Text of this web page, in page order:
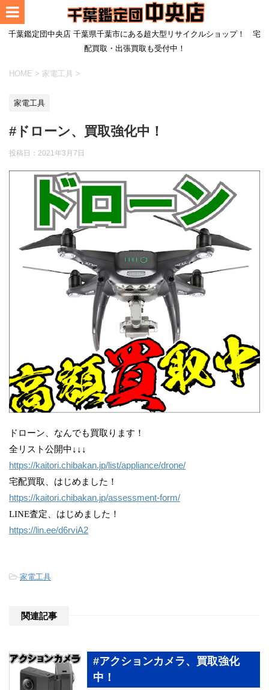
千葉鑑定団中央店 千葉県千葉市にある超大型リサイクルショップ！ 宅
配買取・出張買取も受付中！
HOME > 家電工具 >
家電工具
#ドローン、買取強化中！
投稿日： 2021年3月7日
ドローン、なんでも買取ります！
全リスト公開中↓↓↓
https://kaitori.chibakan.jp/list/appliance/drone/
宅配買取、はじめました！
https://kaitori.chibakan.jp/assessment-form/
LINE査定、はじめました！
https://lin.ee/d6rviA2
-家電工具
関連記事
#アクションカメラ、買取強化
中！